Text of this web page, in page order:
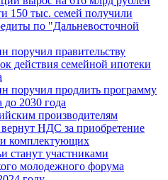
150 тыс. семей получили
по "Дальневосточной
поручил правительству
действия семейной ипотеки
поручил продлить программу
до 2030 года
производителям
НДС за приобретение
и комплектующих
станут участниками
молодежного форума